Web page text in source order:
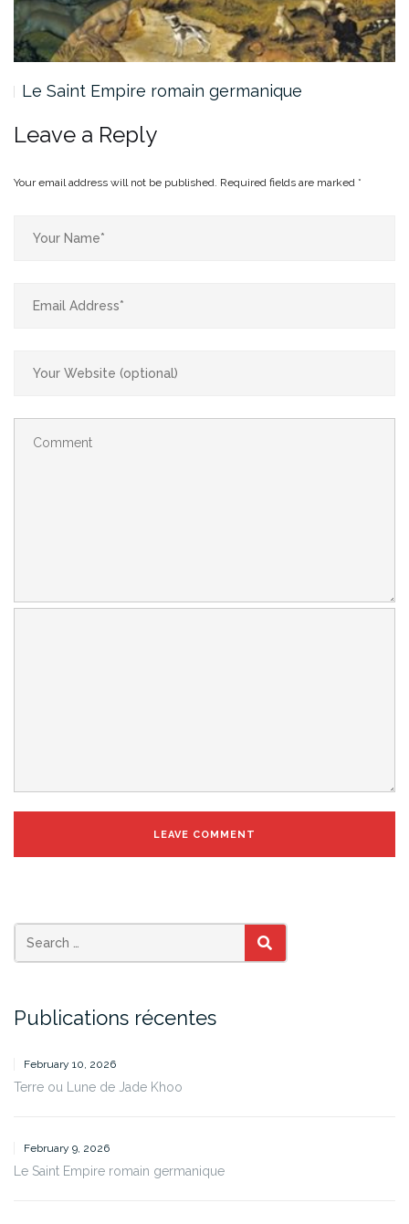
Le Saint Empire romain germanique
Leave a Reply
Your email address will not be published. Required fields are marked *
SEARCH
Publications récentes
February 10, 2026
Terre ou Lune de Jade Khoo
February 9, 2026
Le Saint Empire romain germanique